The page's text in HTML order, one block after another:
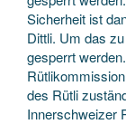
Sicherheit ist
Dittli. Um das
gesperrt
des Rütli
Innerschweizer